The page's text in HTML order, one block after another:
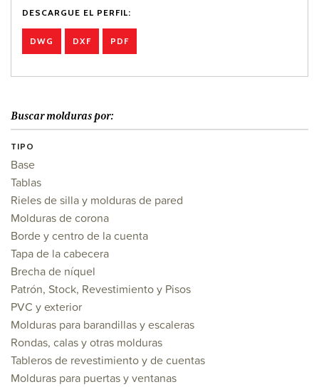
DESCARGUE EL PERFIL:
DWG DXF PDF
Buscar molduras por:
TIPO
Base
Tablas
Rieles de silla y molduras de pared
Molduras de corona
Borde y centro de la cuenta
Tapa de la cabecera
Brecha de níquel
Patrón, Stock, Revestimiento y Pisos
PVC y exterior
Molduras para barandillas y escaleras
Rondas, calas y otras molduras
Tableros de revestimiento y de cuentas
Molduras para puertas y ventanas